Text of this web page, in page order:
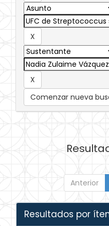
Comenzar nueva
Anterior
Resultados por